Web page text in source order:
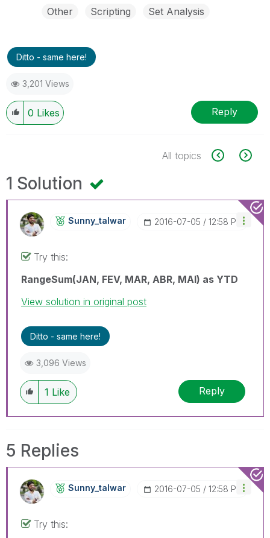
Other
Scripting Set Analysis
Ditto - same here!
3,201 Views
0 Likes Reply
All topics
1 Solution
Sunny_talwar ‎2016-07-05 12:58 PM
Try this:
RangeSum(JAN, FEV, MAR, ABR, MAI) as YTD
View solution in original post
Ditto - same here!
3,096 Views
1 Like Reply
5 Replies
Sunny_talwar ‎2016-07-05 12:58 PM
Try this: